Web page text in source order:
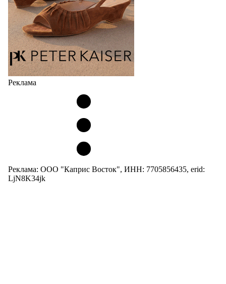
Реклама
Реклама: ООО "Каприс Восток", ИНН: 7705856435, erid:
LjN8K34jk